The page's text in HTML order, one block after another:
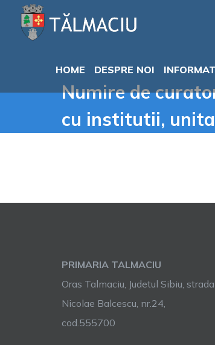
HOME
DESPRE NOI
Numire de
cu institutii,
PRIMARIA TALMACIU
Oras Talmaciu, Judetul Sibiu, strada
Nicolae Balcescu, nr.24,
cod.555700